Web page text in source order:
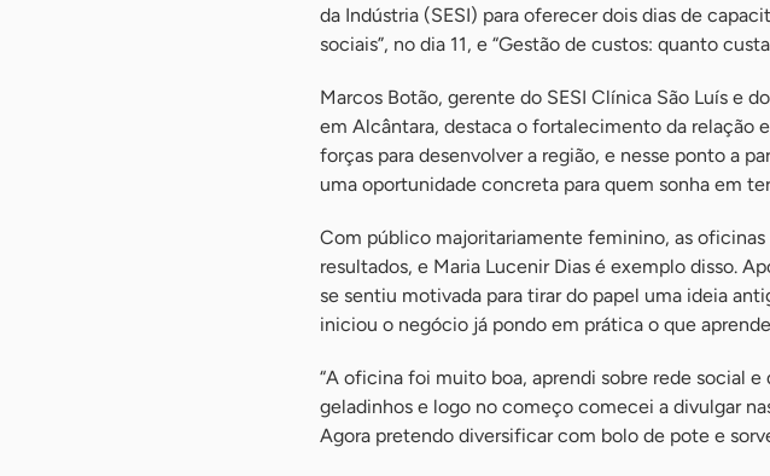
da Indústria (SESI) para oferecer dois dias de
sociais”, no dia 11, e “Gestão de custos: quanto
Marcos Botão, gerente do SESI Clínica São Luís e
em Alcântara, destaca o fortalecimento da relação
forças para desenvolver a região, e nesse ponto a
uma oportunidade concreta para quem sonha em
Com público majoritariamente feminino, as oficinas
resultados, e Maria Lucenir Dias é exemplo disso.
se sentiu motivada para tirar do papel uma ideia
iniciou o negócio já pondo em prática o que
“A oficina foi muito boa, aprendi sobre rede social
geladinhos e logo no começo comecei a divulgar
Agora pretendo diversificar com bolo de pote e